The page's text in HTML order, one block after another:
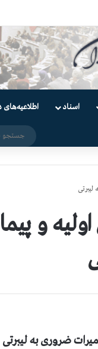
اسناد اطلاعیه‌های
و
ضروری به لیبرتی